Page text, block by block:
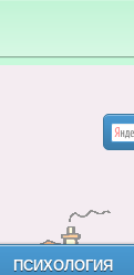
ПСИХОЛОГИЯ